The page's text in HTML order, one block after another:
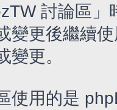
討論區
變更後繼續
變更。
使用的是